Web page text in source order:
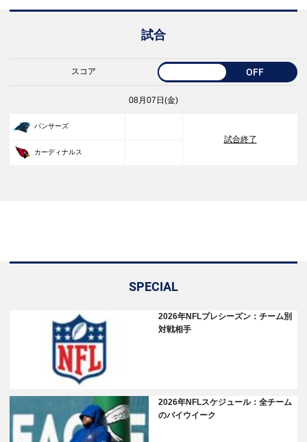
試合
スコア OFF
08月07日(金)
パンサーズ
試合終了
カーディナルス
SPECIAL
2026年NFLプレシーズン：チーム別
対戦相手
2026年NFLスケジュール：全チーム
のバイウイーク